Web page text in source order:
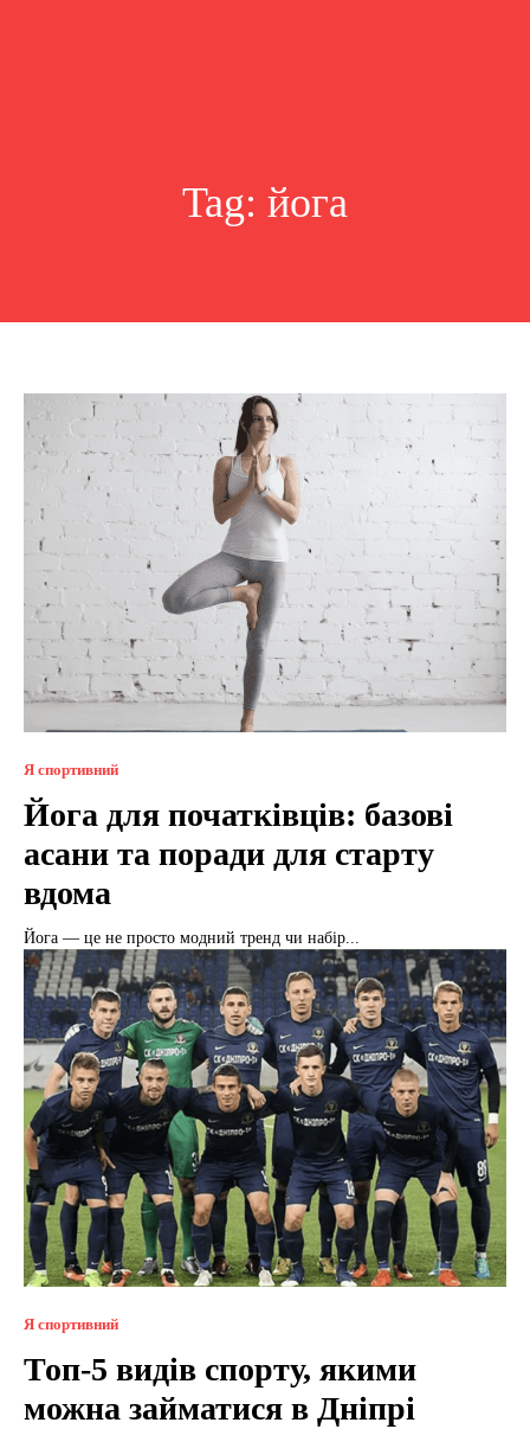
Tag: йога
Я спортивний
Йога для початківців: базові
асани та поради для старту
вдома
Йога — це не просто модний тренд чи набір...
Я спортивний
Топ-5 видів спорту, якими
можна займатися в Дніпрі